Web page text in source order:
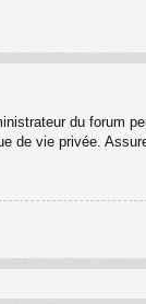
du forum
de vie privée.